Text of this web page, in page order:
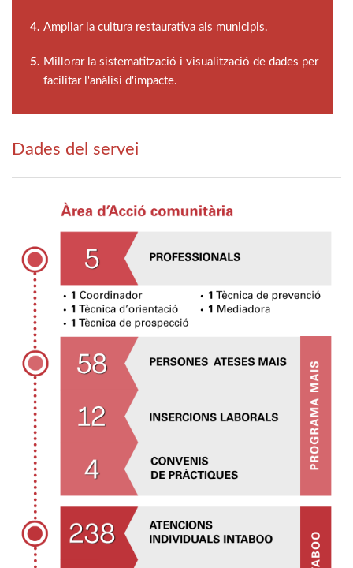
Ampliar la cultura restaurativa als municipis.
Millorar la sistematització i visualització de dades per
facilitar l'anàlisi d'impacte.
Dades del servei